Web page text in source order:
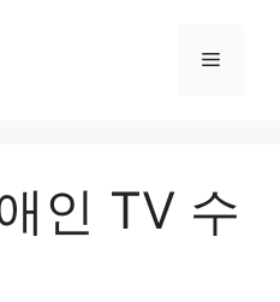
메
인 TV 수